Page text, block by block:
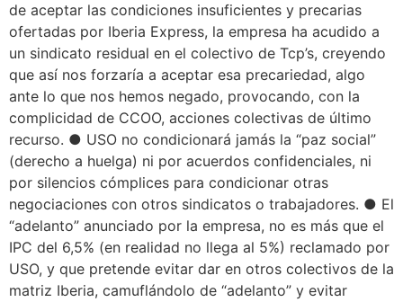
de aceptar las condiciones insuficientes y precarias
ofertadas por Iberia Express, la empresa ha acudido a
un sindicato residual en el colectivo de Tcp’s, creyendo
que así nos forzaría a aceptar esa precariedad, algo
ante lo que nos hemos negado, provocando, con la
complicidad de CCOO, acciones colectivas de último
recurso. ● USO no condicionará jamás la “paz social”
(derecho a huelga) ni por acuerdos confidenciales, ni
por silencios cómplices para condicionar otras
negociaciones con otros sindicatos o trabajadores. ● El
“adelanto” anunciado por la empresa, no es más que el
IPC del 6,5% (en realidad no llega al 5%) reclamado por
USO, y que pretende evitar dar en otros colectivos de la
matriz Iberia, camuflándolo de “adelanto” y evitar